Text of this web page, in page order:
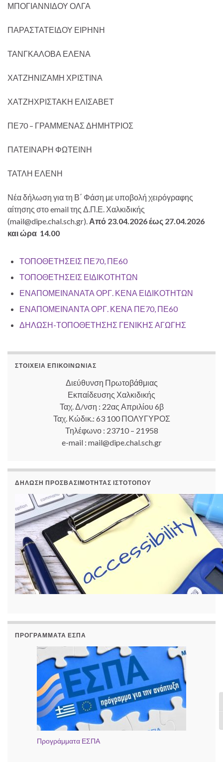
ΜΠΟΓΙΑΝΝΙΔΟΥ ΟΛΓΑ
ΠΑΡΑΣΤΑΤΕΙΔΟΥ ΕΙΡΗΝΗ
ΤΑΝΓΚΑΛΟΒΑ ΕΛΕΝΑ
ΧΑΤΖΗΝΙΖΑΜΗ ΧΡΙΣΤΙΝΑ
ΧΑΤΖΗΧΡΙΣΤΑΚΗ ΕΛΙΣΑΒΕΤ
ΠΕ70 – ΓΡΑΜΜΕΝΑΣ ΔΗΜΗΤΡΙΟΣ
ΠΑΤΕΙΝΑΡΗ ΦΩΤΕΙΝΗ
ΤΑΤΛΗ ΕΛΕΝΗ
Νέα δήλωση για τη Β΄ Φάση με υποβολή χειρόγραφης
αίτησης στο email της Δ.Π.Ε. Χαλκιδικής
(mail@dipe.chal.sch.gr). Από 23.04.2026 έως 27.04.2026
και ώρα 14.00
ΤΟΠΟΘΕΤΗΣΕΙΣ ΠΕ70, ΠΕ60
ΤΟΠΟΘΕΤΗΣΕΙΣ ΕΙΔΙΚΟΤΗΤΩΝ
ΕΝΑΠΟΜΕΙΝΑΝΑΤΑ ΟΡΓ. ΚΕΝΑ ΕΙΔΙΚΟΤΗΤΩΝ
ΕΝΑΠΟΜΕΙΝΑΝΤΑ ΟΡΓ. ΚΕΝΑ ΠΕ70, ΠΕ60
ΔΗΛΩΣΗ-ΤΟΠΟΘΕΤΗΣΗΣ ΓΕΝΙΚΗΣ ΑΓΩΓΗΣ
ΣΤΟΙΧΕΊΑ ΕΠΙΚΟΙΝΩΝΊΑΣ
Διεύθυνση Πρωτοβάθμιας
Εκπαίδευσης Χαλκιδικής
Ταχ. Δ/νση : 22ας Απριλίου 6β
Ταχ. Κώδικ.: 63 100 ΠΟΛΥΓΥΡΟΣ
Τηλέφωνο : 23710 – 21958
e-mail : mail@dipe.chal.sch.gr
ΔΉΛΩΣΗ ΠΡΟΣΒΑΣΙΜΌΤΗΤΑΣ ΙΣΤΟΤΌΠΟΥ
ΠΡΟΓΡΆΜΜΑΤΑ ΕΣΠΑ
Προγράμματα ΕΣΠΑ